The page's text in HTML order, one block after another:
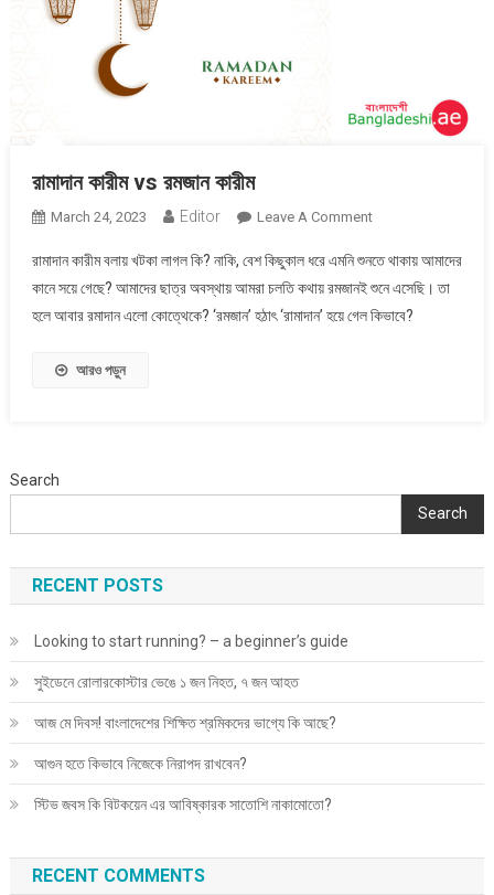
রামাদান কারীম vs রমজান কারীম
March 24, 2023 Editor Leave A CommentOn
কারীম
Vs
রমজান
রামাদান কারীম বলায় খটকা লাগল কি? নাকি, বেশ কিছুকাল ধরে এমনি শুনতে থাকায় আমাদের
কানে সয়ে গেছে? আমাদের ছাত্র অবস্থায় আমরা চলতি কথায় রমজানই শুনে এসেছি। তা
হলে আবার রমাদান এলো কোত্থেকে? ‘রমজান’ হঠাৎ ‘রামাদান’ হয়ে গেল কিভাবে?
আরও পড়ুন
Search
Search
RECENT POSTS
Looking to start running? – a beginner’s guide
সুইডেনে রোলারকোস্টার ভেঙে ১ জন নিহত, ৭ জন আহত
আজ মে দিবস! বাংলাদেশের শিক্ষিত শ্রমিকদের ভাগ্যে কি আছে?
আগুন হতে কিভাবে নিজেকে নিরাপদ রাখবেন?
স্টিভ জবস কি বিটকয়েন এর আবিষ্কারক সাতোশি নাকামোতো?
RECENT COMMENTS